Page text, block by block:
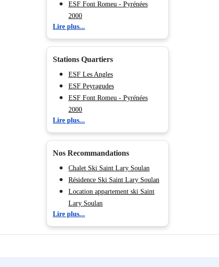
ESF Font Romeu - Pyrénées
2000
ESF Ax les Thermes
ESF La Mongie
Lire plus...
Stations Quartiers
ESF Les Angles
ESF Peyragudes
ESF Font Romeu - Pyrénées
2000
ESF Ax les Thermes
ESF La Mongie
Lire plus...
Nos Recommandations
Chalet Ski Saint Lary Soulan
Résidence Ski Saint Lary Soulan
Location appartement ski Saint
Lary Soulan
Hôtel Ski Saint Lary Soulan
Lire plus...